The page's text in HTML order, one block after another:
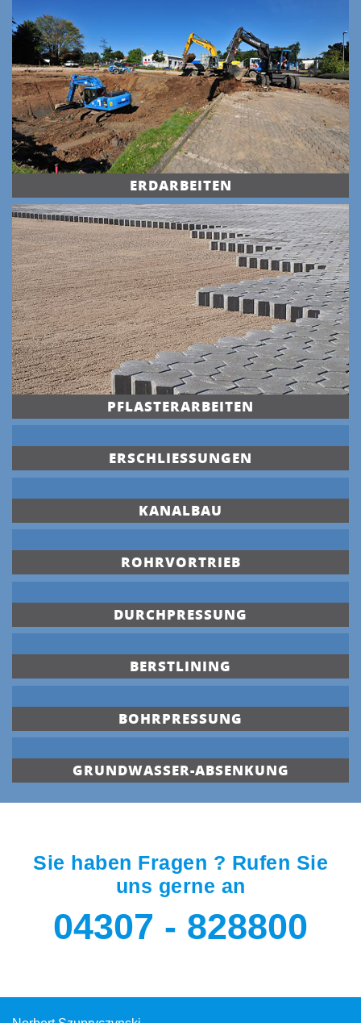
ERDARBEITEN
PFLASTERARBEITEN
ERSCHLIESSUNGEN
KANALBAU
ROHRVORTRIEB
DURCHPRESSUNG
BERSTLINING
BOHRPRESSUNG
GRUNDWASSER-ABSENKUNG
Sie haben Fragen ? Rufen Sie
uns gerne an
04307 - 828800